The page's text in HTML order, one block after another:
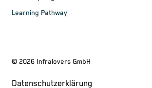
Learning Pathway
© 2026 Infralovers GmbH
Datenschutzerklärung